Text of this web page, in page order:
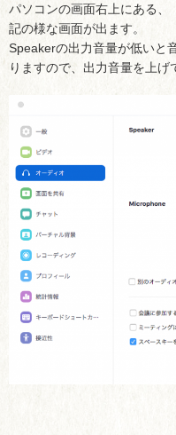
パソコンの画面右上にある
記の様な画面が出ます。
Speakerの出力音量が低いと
りますので、出力音量を上げ